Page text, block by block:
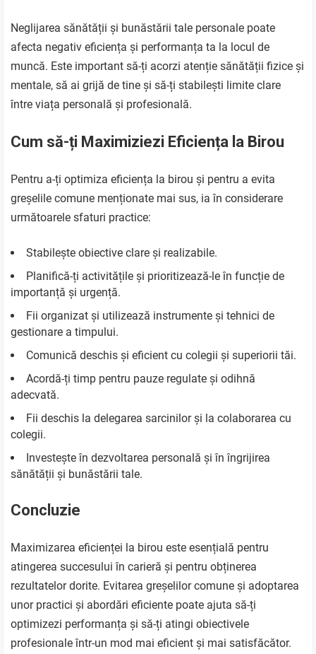
Neglijarea sănătății și bunăstării tale personale poate
afecta negativ eficiența și performanța ta la locul de
muncă. Este important să-ți acorzi atenție sănătății fizice și
mentale, să ai grijă de tine și să-ți stabilești limite clare
între viața personală și profesională.
Cum să-ți Maximiziezi Eficiența la Birou
Pentru a-ți optimiza eficiența la birou și pentru a evita
greșelile comune menționate mai sus, ia în considerare
următoarele sfaturi practice:
Stabilește obiective clare și realizabile.
Planifică-ți activitățile și prioritizează-le în funcție de
importanță și urgență.
Fii organizat și utilizează instrumente și tehnici de
gestionare a timpului.
Comunică deschis și eficient cu colegii și superiorii tăi.
Acordă-ți timp pentru pauze regulate și odihnă
adecvată.
Fii deschis la delegarea sarcinilor și la colaborarea cu
colegii.
Investește în dezvoltarea personală și în îngrijirea
sănătății și bunăstării tale.
Concluzie
Maximizarea eficienței la birou este esențială pentru
atingerea succesului în carieră și pentru obținerea
rezultatelor dorite. Evitarea greșelilor comune și adoptarea
unor practici și abordări eficiente poate ajuta să-ți
optimizezi performanța și să-ți atingi obiectivele
profesionale într-un mod mai eficient și mai satisfăcător.